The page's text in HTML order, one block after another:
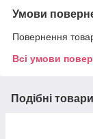
Умови
Повернення
Всі умови
Подібні